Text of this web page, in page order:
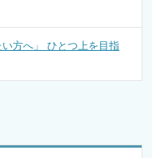
い方へ」 ひとつ上を目指